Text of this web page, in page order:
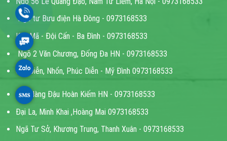
Ngã tư Bưu điện Hà Đông - 0973168533
Kim Mã - Đội Cấn - Ba Đình - 0973168533
Ngõ 2 Văn Chương, Đống Đa HN - 0973168533
Cầu Diễn, Nhổn, Phúc Diễn - Mỹ Đình 0973168533
Bốt Hàng Đậu Hoàn Kiếm HN - 0973168533
Đại La, Minh Khai ,Hoàng Mai 0973168533
Ngã Tư Sở, Khương Trung, Thanh Xuân - 0973168533